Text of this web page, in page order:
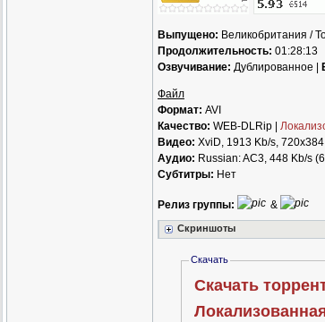
Выпущено: Великобритания /
Продолжительность: 01:28:13
Озвучивание: Дублированное |
Файл
Формат: AVI
Качество: WEB-DLRip |
Видео: XviD, 1913 Kb/s, 720x384
Аудио: Russian: AC3, 448 Kb/s
Субтитры: Нет
Релиз группы: &
Скриншоты
Скачать
Скачать